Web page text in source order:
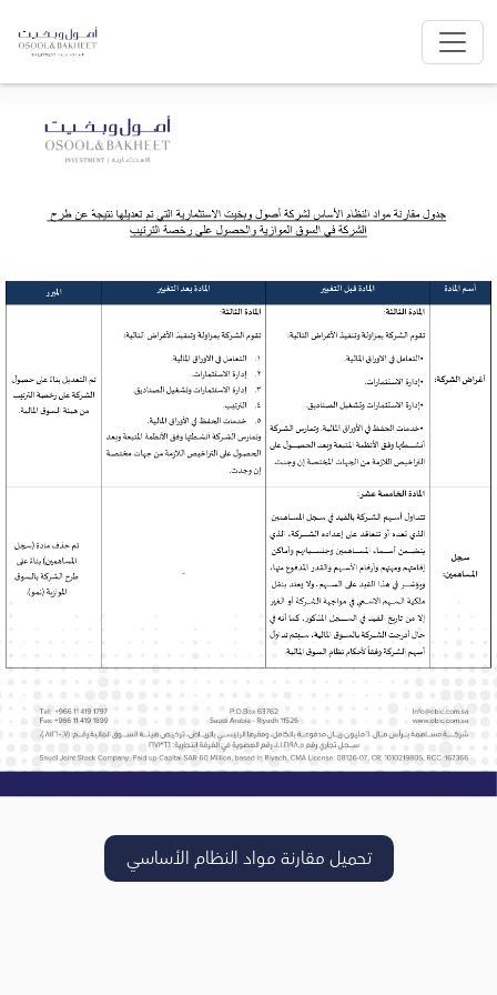
تحميل مقارنة مواد النظام الأساسي